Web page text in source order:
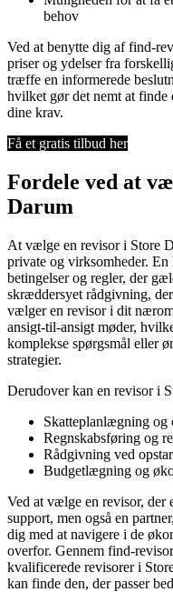
behov
Ved at benytte dig af find-
priser og ydelser fra
træffe en informerede
hvilket gør det nemt at finde
dine krav.
Få et gratis tilbud her
Fordele ved at
Darum
At vælge en revisor i Store
private og virksomheder.
betingelser og regler, der
skræddersyet rådgivning,
vælger en revisor i dit
ansigt-til-ansigt møder,
komplekse spørgsmål eller
strategier.
Derudover kan en revisor i
Skatteplanlægning og
Regnskabsføring og
Rådgivning ved
Budgetlægning og
Ved at vælge en revisor, der
support, men også en
dig med at navigere i de
overfor. Gennem find-
kvalificerede revisorer i
kan finde den, der passer